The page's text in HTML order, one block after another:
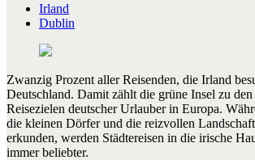
Irland
Dublin
Zwanzig Prozent aller Reisenden, die Irland
Deutschland. Damit zählt die grüne Insel zu den
Reisezielen deutscher Urlauber in Europa.
die kleinen Dörfer und die reizvollen
erkunden, werden Städtereisen in die irische
immer beliebter.